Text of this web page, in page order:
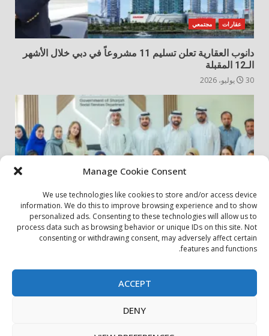
Manage Cookie Consent
We use technologies like cookies to store and/or access device
information. We do this to improve browsing experience and to show
personalized ads. Consenting to these technologies will allow us to
process data such as browsing behavior or unique IDs on this site. Not
consenting or withdrawing consent, may adversely affect certain
features and functions.
ACCEPT
DENY
عقارات مجتمعي
دانوب العقارية تعلن تسليم 11 مشروعاً في دبي خلال الأشهر
الـ12 المقبلة
30 يوليو، 2026
أخبار المجتمع مجتمعي
الشارقة لإدارة الأصول تنظم زيارة إلى دار رعاية المسنين
بيان الخصوصية سياسة ملفات تعريف الارتباط
اتصل بنا
حول الموقع